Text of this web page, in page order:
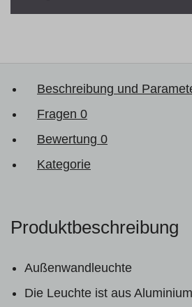
Beschreibung und
Fragen 0
Bewertung 0
Kategorie
Produktbeschreibung
Außenwandleuchte
Die Leuchte ist aus